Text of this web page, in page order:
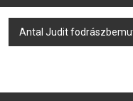
Antal Judit